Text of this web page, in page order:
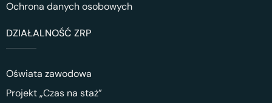
Ochrona danych osobowych
DZIAŁALNOŚĆ ZRP
Oświata zawodowa
Projekt „Czas na staż”